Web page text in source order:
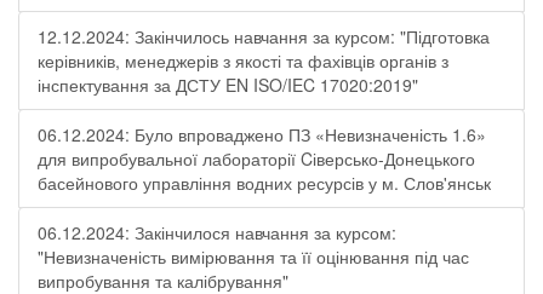
12.12.2024: Закінчилось навчання за курсом: "Підготовка
керівників, менеджерів з якості та фахівців органів з
інспектування за ДСТУ EN ISO/IEC 17020:2019"
06.12.2024: Було впроваджено ПЗ «Невизначеність 1.6»
для випробувальної лабораторії Cіверсько-Донецького
басейнового управління водних ресурсів у м. Слов'янськ
06.12.2024: Закінчилося навчання за курсом:
"Невизначеність вимірювання та її оцінювання під час
випробування та калібрування"